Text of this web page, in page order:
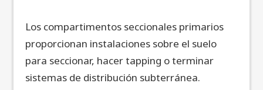
Los compartimentos seccionales primarios
proporcionan instalaciones sobre el suelo
para seccionar, hacer tapping o terminar
sistemas de distribución subterránea.